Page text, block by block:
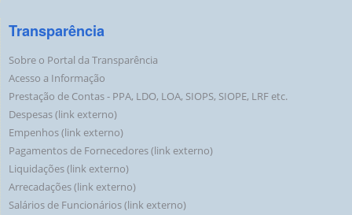
Transparência
Sobre o Portal da Transparência
Acesso a Informação
Prestação de Contas - PPA, LDO, LOA, SIOPS, SIOPE, LRF etc.
Despesas (link externo)
Empenhos (link externo)
Pagamentos de Fornecedores (link externo)
Liquidações (link externo)
Arrecadações (link externo)
Salários de Funcionários (link externo)